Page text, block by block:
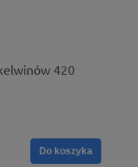
420
Do koszyka